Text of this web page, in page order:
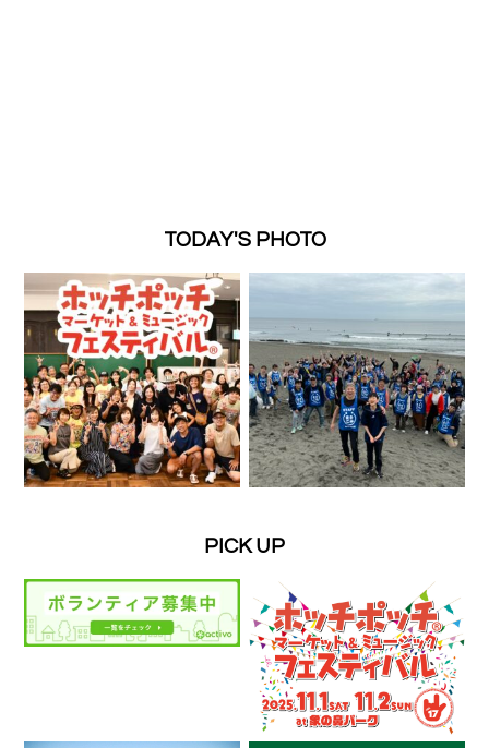
TODAY'S PHOTO
PICK UP